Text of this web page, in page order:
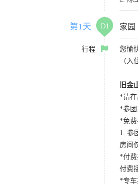
第1天 D1 家园
行程
您愉
（入
旧金
*请在
*参团
*免费
1. 参
房间
*付费
付费
*专车